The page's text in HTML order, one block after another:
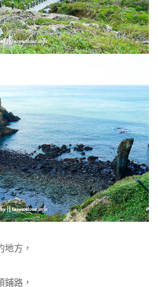
方，
路，